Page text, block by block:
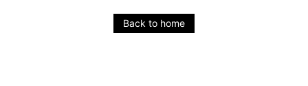
Back to home